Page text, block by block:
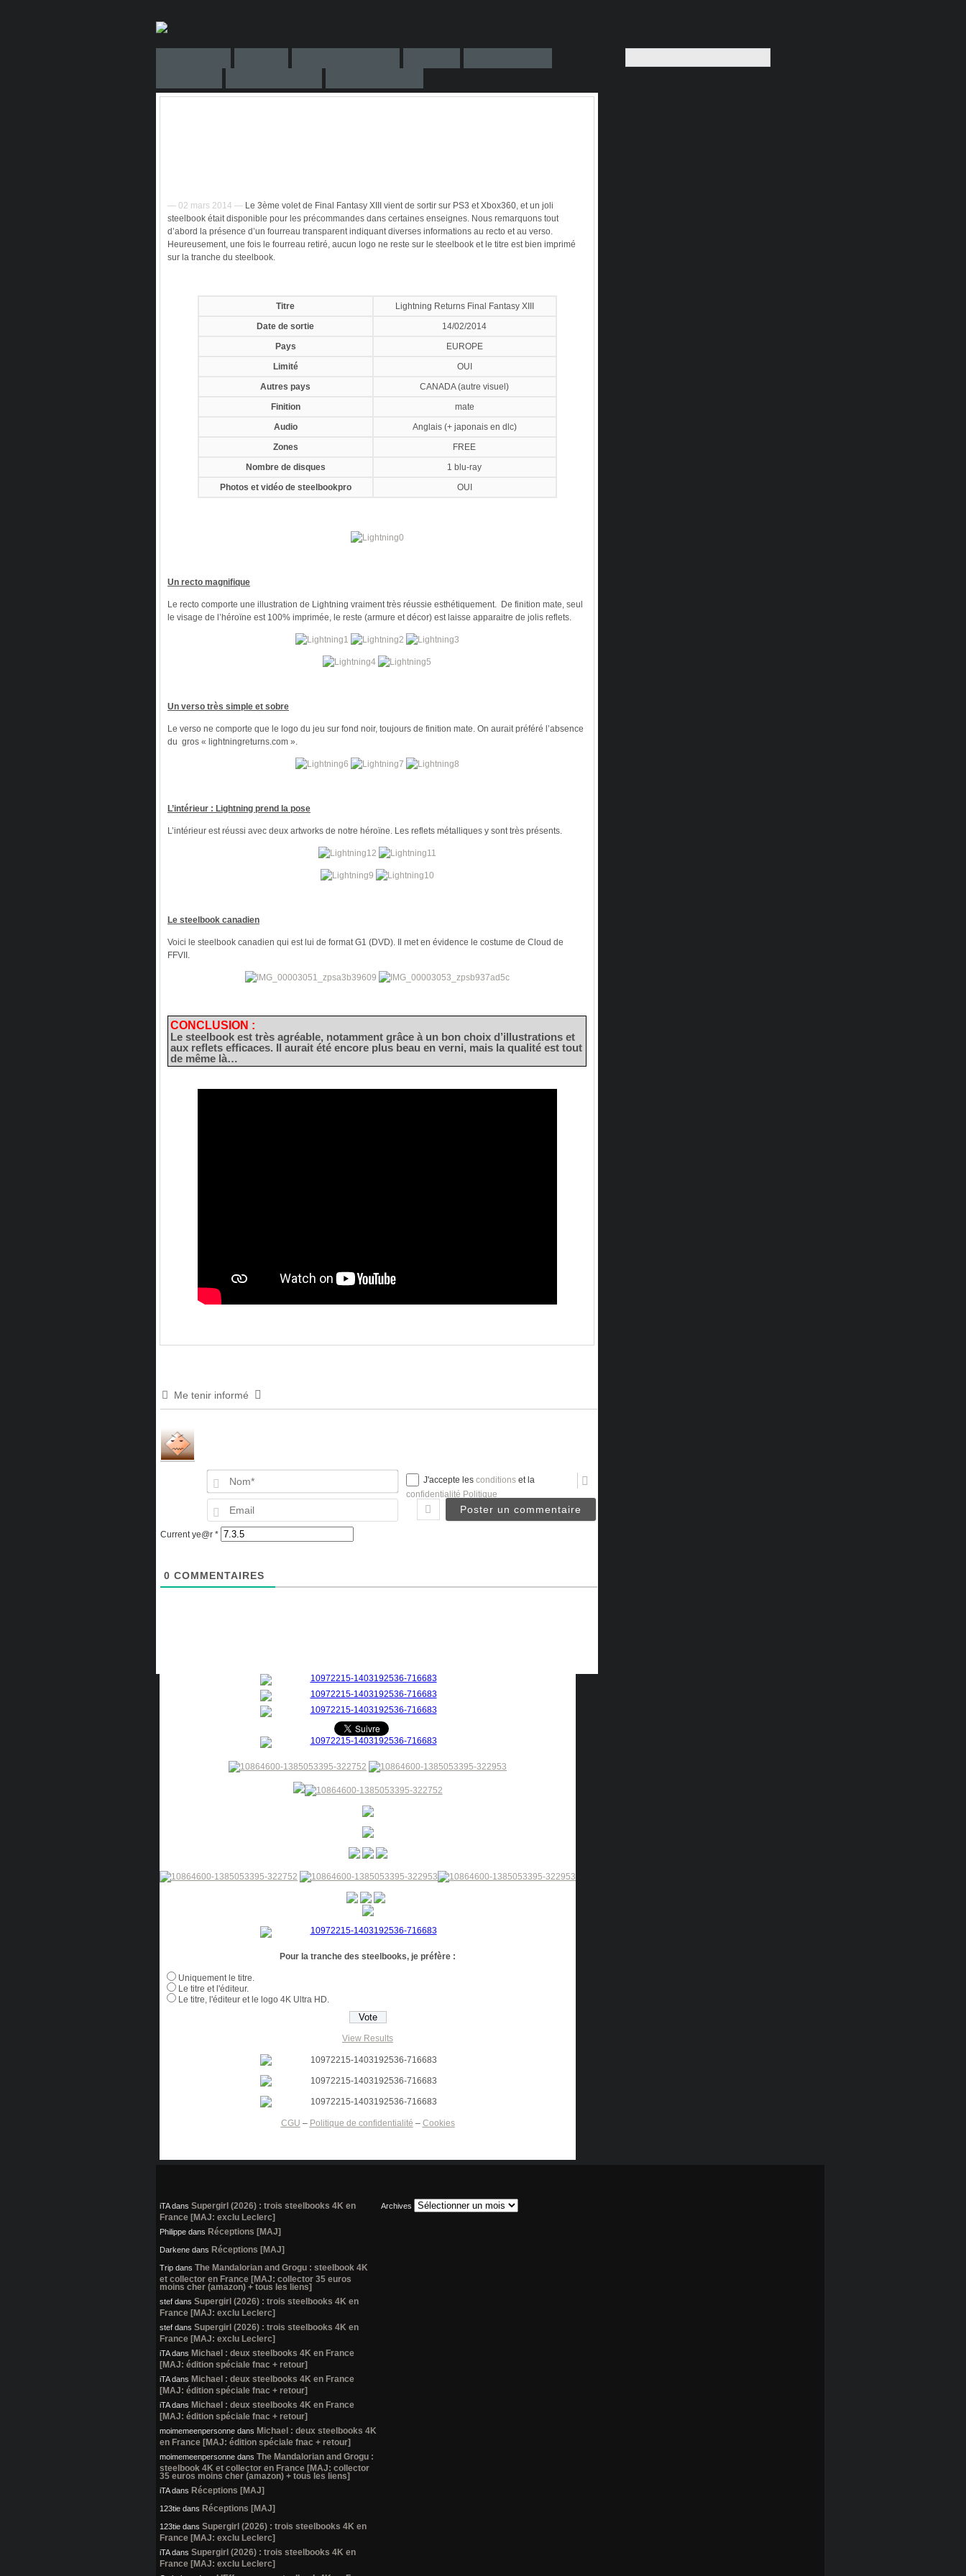
— 02 mars 2014 — Le 3ème volet de Final Fantasy XIII vient de sortir sur PS3 et Xbox360, et un joli
steelbook était disponible pour les précommandes dans certaines enseignes. Nous remarquons tout
d’abord la présence d’un fourreau transparent indiquant diverses informations au recto et au verso.
Heureusement, une fois le fourreau retiré, aucun logo ne reste sur le steelbook et le titre est bien imprimé
sur la tranche du steelbook.
Titre
Lightning Returns Final Fantasy XIII
Date de sortie
14/02/2014
Pays
EUROPE
Limité
OUI
Autres pays
CANADA (autre visuel)
Finition
mate
Audio
Anglais (+ japonais en dlc)
Zones
FREE
Nombre de disques
1 blu-ray
Photos et vidéo de steelbookpro
OUI
Un recto magnifique
Le recto comporte une illustration de Lightning vraiment très réussie esthétiquement. De finition mate, seul
le visage de l’héroïne est 100% imprimée, le reste (armure et décor) est laisse apparaitre de jolis reflets.
Un verso très simple et sobre
Le verso ne comporte que le logo du jeu sur fond noir, toujours de finition mate. On aurait préféré l’absence
du gros « lightningreturns.com ».
L’intérieur : Lightning prend la pose
L’intérieur est réussi avec deux artworks de notre héroïne. Les reflets métalliques y sont très présents.
Le steelbook canadien
Voici le steelbook canadien qui est lui de format G1 (DVD). Il met en évidence le costume de Cloud de
FFVII.
CONCLUSION :
Le steelbook est très agréable, notamment grâce à un bon choix d’illustrations et
aux reflets efficaces. Il aurait été encore plus beau en verni, mais la qualité est tout
de même là…
Me tenir informé
Nom*
J'accepte les conditions et la
confidentialité Politique
Current ye@r *
0 COMMENTAIRES
Pour la tranche des steelbooks, je préfère :
Uniquement le titre.
Le titre et l'éditeur.
Le titre, l'éditeur et le logo 4K Ultra HD.
View Results
CGU – Politique de confidentialité – Cookies
iTAdans Supergirl (2026) : trois steelbooks 4K en
France [MAJ: exclu Leclerc]
Philippe dans Réceptions [MAJ]
Darkene dans Réceptions [MAJ]
Trip dans The Mandalorian and Grogu : steelbook 4K
et collector en France [MAJ: collector 35 euros
moins cher (amazon) + tous les liens]
stef dans Supergirl (2026) : trois steelbooks 4K en
France [MAJ: exclu Leclerc]
stef dans Supergirl (2026) : trois steelbooks 4K en
France [MAJ: exclu Leclerc]
iTAdans Michael : deux steelbooks 4K en France
[MAJ: édition spéciale fnac + retour]
iTAdans Michael : deux steelbooks 4K en France
[MAJ: édition spéciale fnac + retour]
iTAdans Michael : deux steelbooks 4K en France
[MAJ: édition spéciale fnac + retour]
moimemeenpersonne dans Michael : deux steelbooks 4K
en France [MAJ: édition spéciale fnac + retour]
moimemeenpersonne dans The Mandalorian and Grogu :
steelbook 4K et collector en France [MAJ: collector
35 euros moins cher (amazon) + tous les liens]
iTAdans Réceptions [MAJ]
123tie dans Réceptions [MAJ]
123tie dans Supergirl (2026) : trois steelbooks 4K en
France [MAJ: exclu Leclerc]
iTAdans Supergirl (2026) : trois steelbooks 4K en
France [MAJ: exclu Leclerc]
Archives